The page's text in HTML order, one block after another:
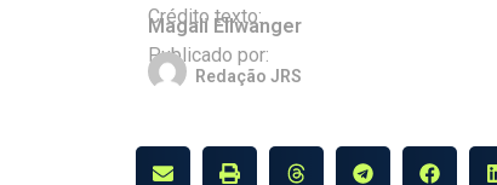
Crédito texto:
Magali Ellwanger
Publicado por:
Redação JRS